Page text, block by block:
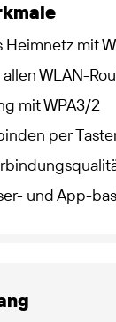
Heimnetz mit
WLAN-
mit WPA3/2
per
und App-